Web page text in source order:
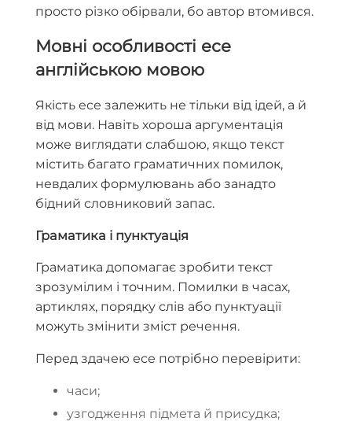
просто різко обірвали, бо автор втомився.
Мовні особливості есе
англійською мовою
Якість есе залежить не тільки від ідей, а й
від мови. Навіть хороша аргументація
може виглядати слабшою, якщо текст
містить багато граматичних помилок,
невдалих формулювань або занадто
бідний словниковий запас.
Граматика і пунктуація
Граматика допомагає зробити текст
зрозумілим і точним. Помилки в часах,
артиклях, порядку слів або пунктуації
можуть змінити зміст речення.
Перед здачею есе потрібно перевірити:
часи;
узгодження підмета й присудка;